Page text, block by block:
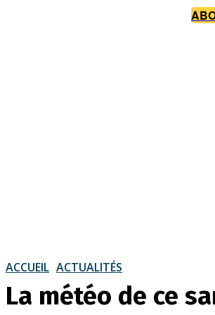
ACCUEIL ACTUALITÉS
La météo de ce